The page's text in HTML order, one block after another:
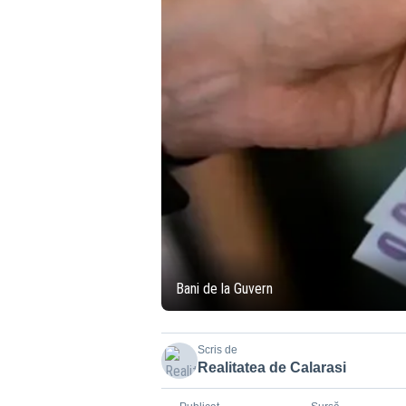
Bani de la Guvern
Scris de
Realitatea de Calarasi